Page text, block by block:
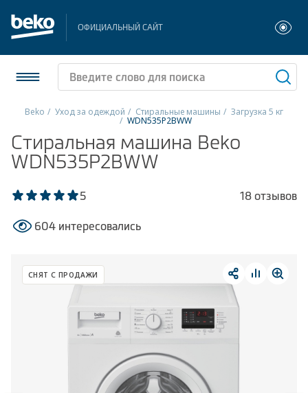
ОФИЦИАЛЬНЫЙ САЙТ
Холодильники и морозильники
Стиральные и сушильные машины
Посудомоечные машины
Плиты
Малая бытовая техника
Климатическая техника
Beko Уход за одеждой Стиральные машины Загрузка 5 кг
WDN535P2BWW
Стиральная машина Beko
WDN535P2BWW
5 18 отзывов
604 интересовались
СНЯТ С ПРОДАЖИ